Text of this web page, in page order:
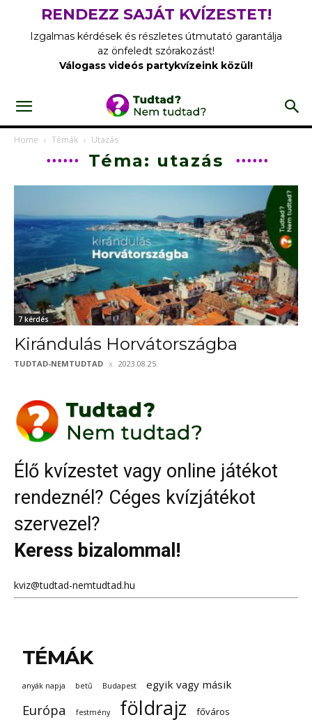
RENDEZZ SAJÁT KVÍZESTET!
Izgalmas kérdések és részletes útmutató garantálja
az önfeledt szórakozást!
Válogass videós partykvízeink közül!
Home Témák Utazás
Téma: utazás
7 kérdés
Kirándulás Horvátországba
TUDTAD-NEMTUDTAD 2023.08.25.
Élő kvízestet vagy online játékot
rendeznél? Céges kvízjátékot
szervezel?
Keress bizalommal!
kviz@tudtad-nemtudtad.hu
TÉMÁK
anyák napja betű Budapest egyik vagy másik
Európa festmény földrajz főváros